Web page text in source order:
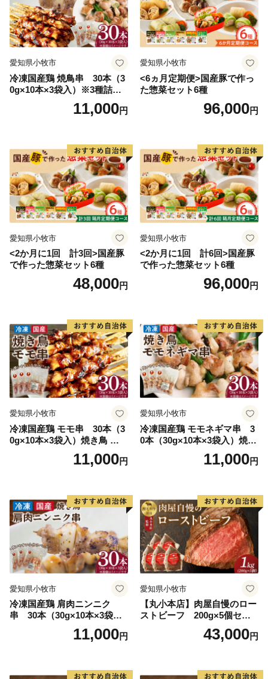
ちしています。
愛知県小牧市
冷凍国産鶏 焼鳥串 30本（3
0g×10本×3袋入）※3種詰め
合わせ 焼き鳥 おつまみ バー
ベキュー 小分け 国産 鶏肉 焼
材 具材 お家居酒屋 詰め合わ
せ
11,000円
愛知県小牧市
<6ヵ月定期便>国産豚で作っ
た惣菜セット6種
96,000円
愛知県小牧市
<2か月に1回 計3回>国産豚
で作った惣菜セット6種
48,000円
愛知県小牧市
<2か月に1回 計6回>国産豚
で作った惣菜セット6種
96,000円
愛知県小牧市
冷凍国産鶏 モモ串 30本（3
0g×10本×3袋入）焼き鳥 おつ
まみ バーベキュー 小分け 国
産 鶏肉 焼鳥 やきとり 串 惣
11,000円
愛知県小牧市
冷凍国産鶏 モモネギマ串 3
0本（30g×10本×3袋入）焼き
鳥 おつまみ バーベキュー 小
分け 国産 鶏肉 焼鳥 やきとり
居酒屋 ねぎま ネギマ
11,000円
愛知県小牧市
冷凍国産鶏 肩肉ニンニク
串 30本（30g×10本×3袋
入）焼き鳥 おつまみ バーベ
キュー 小分け 国産 鶏肉 焼鳥
材 お家居酒屋 にんにく
11,000円
愛知県小牧市
【丸小本店】肉屋自慢のロー
ストビーフ 200g×5個セッ
43,000円